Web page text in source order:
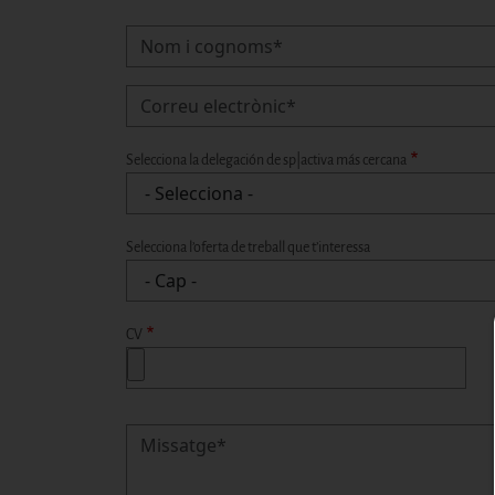
Selecciona la delegación de sp|activa más cercana
Selecciona l’oferta de treball que t’interessa
CV